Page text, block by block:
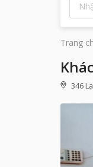
Trang
346